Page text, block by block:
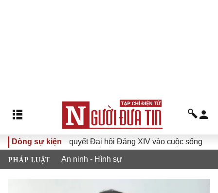
Dòng sự kiện
Đưa Nghị quyết Đại hội Đảng XIV vào cuộc sống
PHÁP LUẬT An ninh - Hình sự